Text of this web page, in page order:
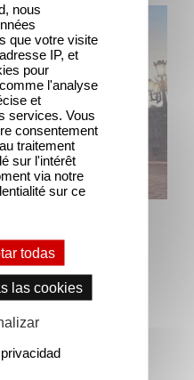
la secuela de Ballerina
la secuela de Ballerina
nous
que votre visite
IP, et
pour
l'analyse
et
services. Vous
consentement
traitement
sur l'intérêt
via notre
sur ce
todas
las cookies